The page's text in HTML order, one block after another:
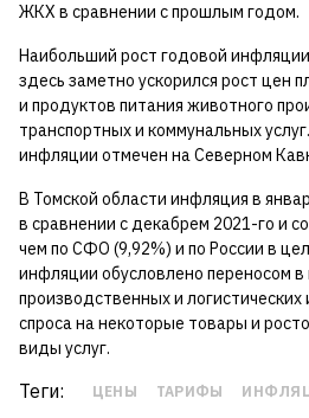
ЖКХ в сравнении с прошлым годом.
Наибольший рост годовой
здесь заметно ускорился рост цен
и продуктов питания животного
транспортных и коммунальных
инфляции отмечен на Северном
В Томской области инфляция в
в сравнении с декабрем 2021-го и
чем по СФО (9,92%) и по России в
инфляции обусловлено переносом
производственных и
спроса на некоторые товары и
виды услуг.
Теги: ЦЕНЫ ТАРИФЫ